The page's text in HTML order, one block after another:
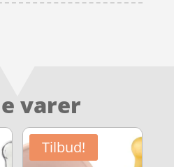
varer
Tilbud!